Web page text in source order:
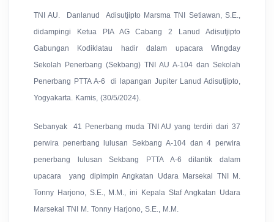
TNI AU. Danlanud Adisutjipto Marsma TNI Setiawan, S.E.,
didampingi Ketua PIA AG Cabang 2 Lanud Adisutjipto
Gabungan Kodiklatau hadir dalam upacara Wingday
Sekolah Penerbang (Sekbang) TNI AU A-104 dan Sekolah
Penerbang PTTA A-6 di lapangan Jupiter Lanud Adisutjipto,
Yogyakarta. Kamis, (30/5/2024).
Sebanyak 41 Penerbang muda TNI AU yang terdiri dari 37
perwira penerbang lulusan Sekbang A-104 dan 4 perwira
penerbang lulusan Sekbang PTTA A-6 dilantik dalam
upacara yang dipimpin Angkatan Udara Marsekal TNI M.
Tonny Harjono, S.E., M.M., ini Kepala Staf Angkatan Udara
Marsekal TNI M. Tonny Harjono, S.E., M.M.